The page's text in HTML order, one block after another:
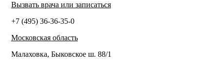
Вызвать врача или записаться
+7 (495) 36-36-35-0
Московская область
Малаховка, Быковское ш. 88/1